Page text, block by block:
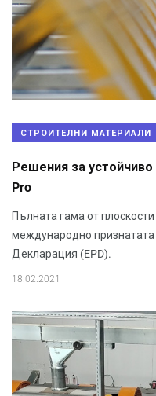
СТРОИТЕЛНИ МАТЕРИАЛИ
Решения за устойчиво
Pro
Пълната гама от
международно признатата
Декларация (EPD).
18.02.2021